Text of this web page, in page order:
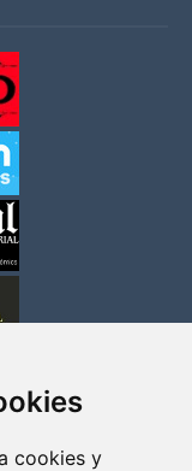
cookies y